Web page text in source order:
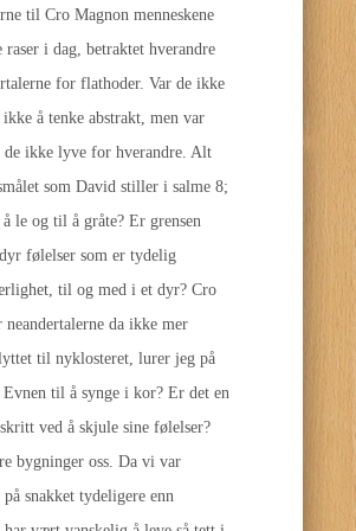
til Cro Magnon menneskene
i dag, betraktet hverandre
for flathoder. Var de ikke
å tenke abstrakt, men var
de ikke lyve for hverandre. Alt
som David stiller i salme 8;
le og til å gråte? Er grensen
følelser som er tydelig
til og med i et dyr? Cro
da ikke mer
til nyklosteret, lurer jeg på
til å synge i kor? Er det en
ved å skjule sine følelser?
bygninger oss. Da vi var
snakket tydeligere enn